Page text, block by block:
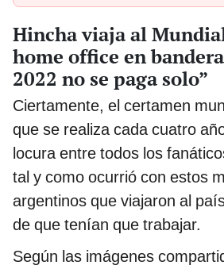
Hincha viaja al
home office en
2022 no se paga solo”
Ciertamente, el certamen
que se realiza cada cuatro
locura entre todos los
tal y como ocurrió con estos
argentinos que viajaron al
de que tenían que trabajar.
Según las imágenes